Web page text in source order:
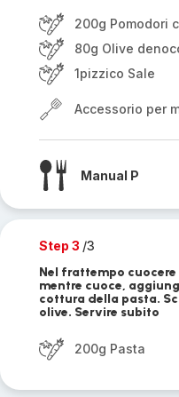
200g Pomodori
80g Olive
1pizzico Sale
Accessorio per
Manual P
Step 3 /3
Nel frattempo
mentre cuoce,
cottura della pasta.
olive. Servire subito
200g Pasta